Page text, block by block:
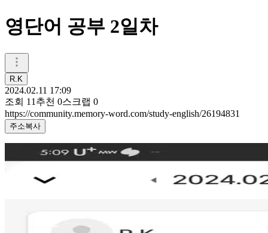
영단어 공부 2일차
R.K
2024.02.11 17:09
조회 11 추천 0스크랩 0
https://community.memory-word.com/study-english/26194831
주소복사